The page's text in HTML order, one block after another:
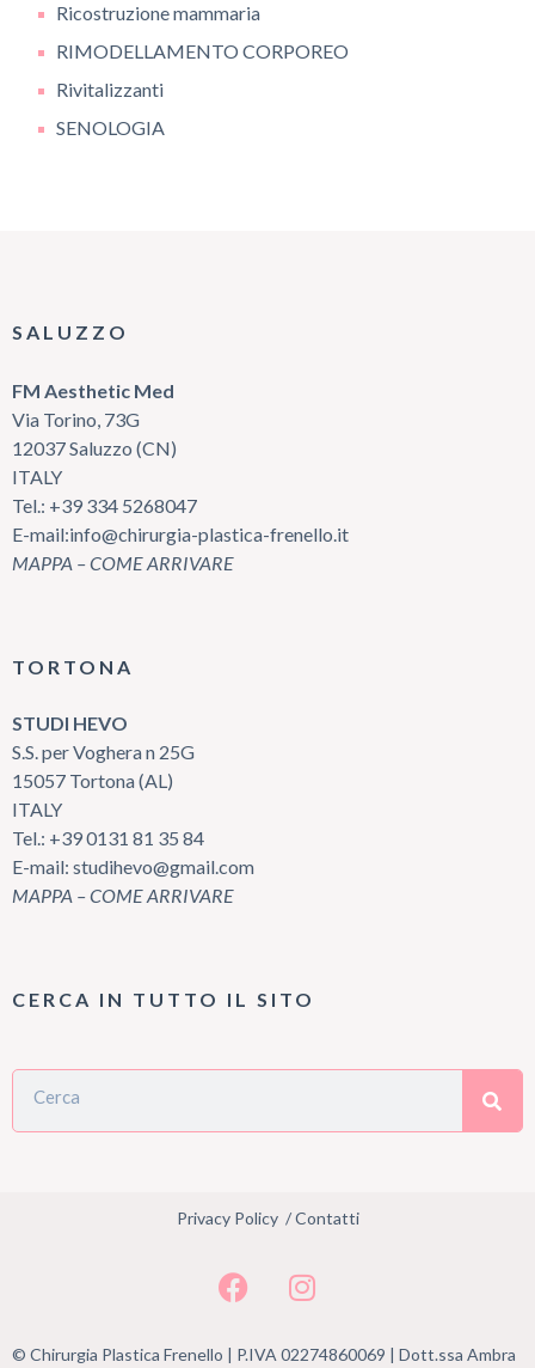
Ricostruzione mammaria
RIMODELLAMENTO CORPOREO
Rivitalizzanti
SENOLOGIA
SALUZZO
FM Aesthetic Med
Via Torino, 73G
12037 Saluzzo (CN)
ITALY
Tel.: +39 334 5268047
E-mail:info@chirurgia-plastica-frenello.it
MAPPA – COME ARRIVARE
TORTONA
STUDI HEVO
S.S. per Voghera n 25G
15057 Tortona (AL)
ITALY
Tel.: +39 0131 81 35 84
E-mail: studihevo@gmail.com
MAPPA – COME ARRIVARE
CERCA IN TUTTO IL SITO
© Chirurgia Plastica Frenello | P.IVA 02274860069 | Dott.ssa Ambra
Privacy Policy/Contatti